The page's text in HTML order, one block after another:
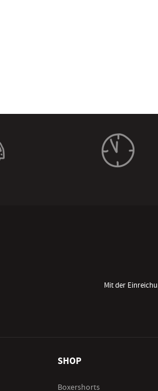
Mit der
SHOP
Boxershorts